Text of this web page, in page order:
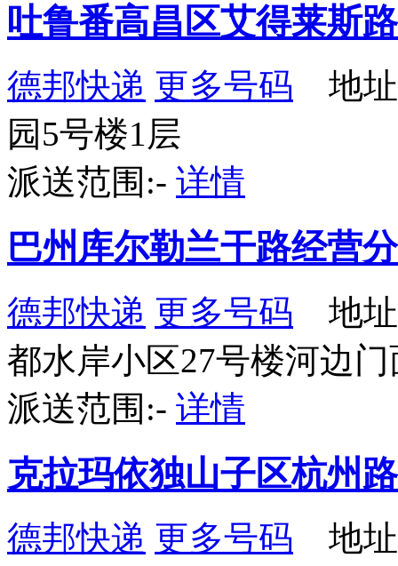
吐鲁番高昌区艾得莱斯
德邦快递 更多号码 地址
园5号楼1层
派送范围:- 详情
巴州库尔勒兰干路经营
德邦快递 更多号码 地址
都水岸小区27号楼河边
派送范围:- 详情
克拉玛依独山子区杭州
德邦快递 更多号码 地址